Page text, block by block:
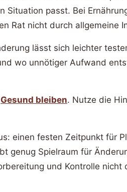
Situation passt. Bei
Rat nicht durch allgemeine
lässt sich leichter
wo unnötiger Aufwand
Gesund bleiben. Nutze die
einen festen Zeitpunkt für
genug Spielraum für
und Kontrolle